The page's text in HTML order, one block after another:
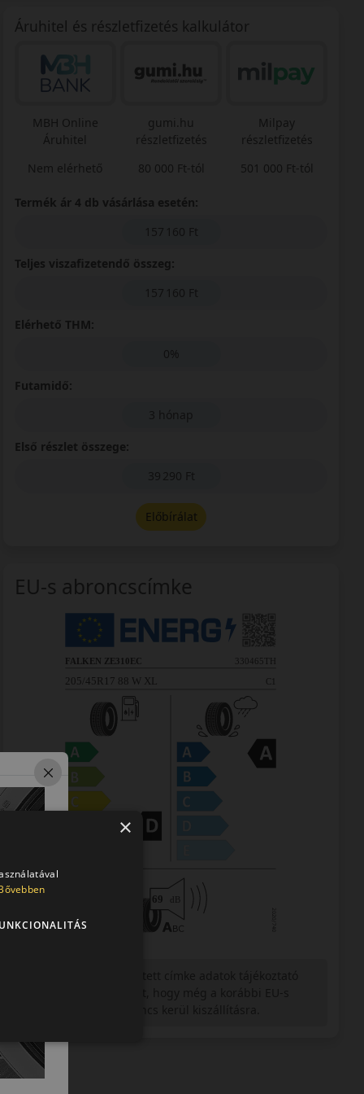
Áruhitel és részletfizetés kalkulátor
MBH Online
Áruhitel
Nem elérhető
gumi.hu
részletfizetés
80 000 Ft-tól
Milpay
részletfizetés
501 000 Ft-tól
Termék ár 4 db vásárlása esetén:
157 160 Ft
Teljes viszafizetendő összeg:
157 160 Ft
Elérhető THM:
0%
Futamidő:
3 hónap
Első részlet összege:
39 290 Ft
Előbírálat
EU-s abroncscímke
×